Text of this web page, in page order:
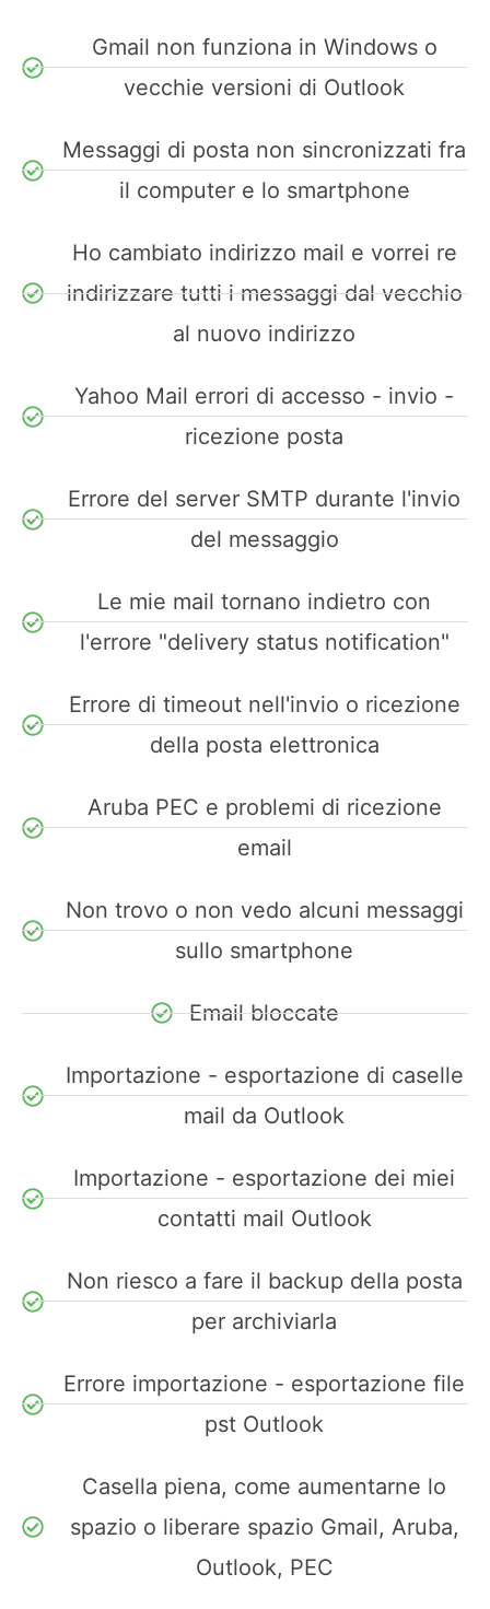
Gmail non funziona in Windows o
vecchie versioni di Outlook
Messaggi di posta non sincronizzati fra
il computer e lo smartphone
Ho cambiato indirizzo mail e vorrei re
indirizzare tutti i messaggi dal vecchio
al nuovo indirizzo
Yahoo Mail errori di accesso - invio -
ricezione posta
Errore del server SMTP durante l'invio
del messaggio
Le mie mail tornano indietro con
l'errore "delivery status notification"
Errore di timeout nell'invio o ricezione
della posta elettronica
Aruba PEC e problemi di ricezione
email
Non trovo o non vedo alcuni messaggi
sullo smartphone
Email bloccate
Importazione - esportazione di caselle
mail da Outlook
Importazione - esportazione dei miei
contatti mail Outlook
Non riesco a fare il backup della posta
per archiviarla
Errore importazione - esportazione file
pst Outlook
Casella piena, come aumentarne lo
spazio o liberare spazio Gmail, Aruba,
Outlook, PEC